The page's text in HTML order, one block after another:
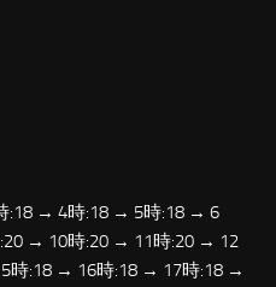
:18 → 4時:18 → 5時:18 → 6
→ 10時:20 → 11時:20 → 12
時:18 → 16時:18 → 17時:18 →